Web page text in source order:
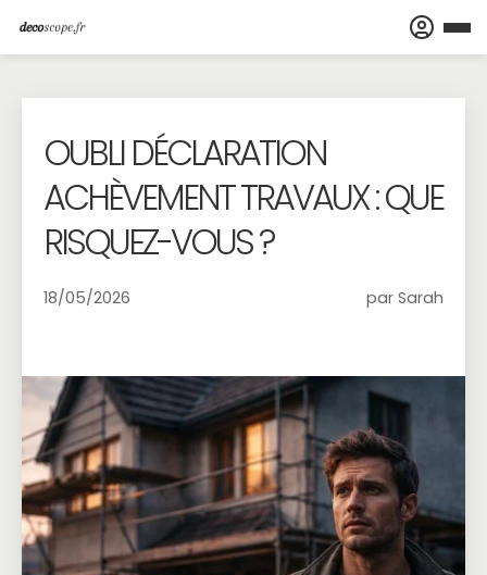
OUBLI DÉCLARATION
ACHÈVEMENT TRAVAUX : QUE
RISQUEZ-VOUS ?
18/05/2026 par Sarah